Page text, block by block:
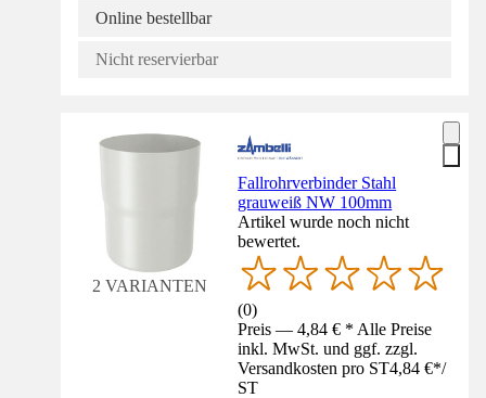
Online bestellbar
Nicht reservierbar
2 VARIANTEN
Fallrohrverbinder Stahl
grauweiß NW 100mm
Artikel wurde noch nicht
bewertet.
(0)
Preis — 4,84 € * Alle Preise
inkl. MwSt. und ggf. zzgl.
Versandkosten pro ST4,84 €*/
ST